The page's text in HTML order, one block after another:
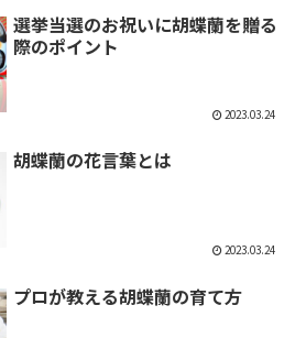
選挙当選のお祝いに胡蝶蘭を贈る
際のポイント
2023.03.24
胡蝶蘭の花言葉とは
2023.03.24
プロが教える胡蝶蘭の育て方